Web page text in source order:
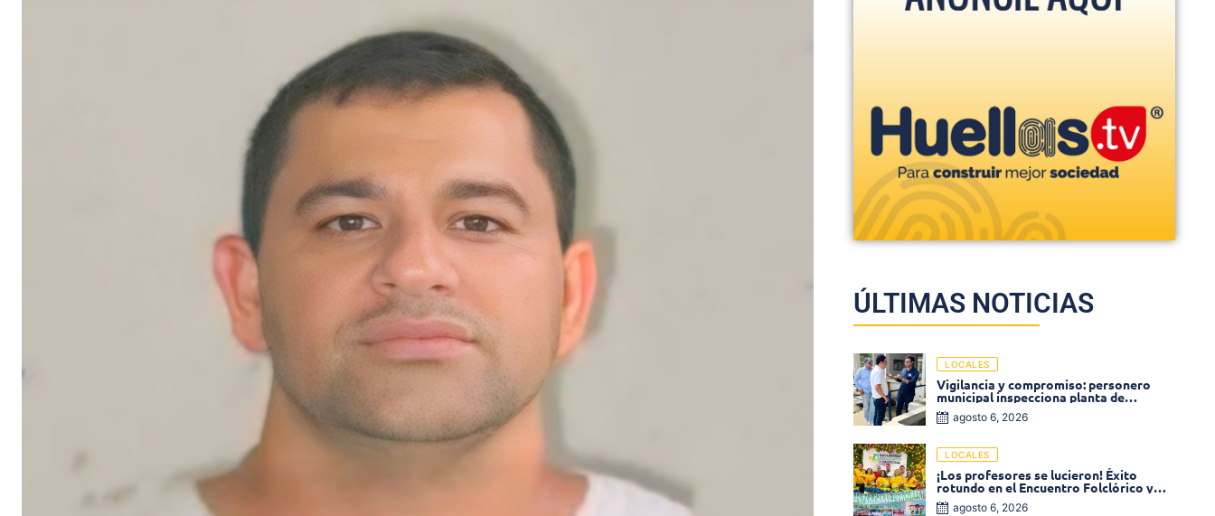
ÚLTIMAS NOTICIAS
LOCALES
Vigilancia y compromiso: personero
municipal inspecciona planta de
tratamiento de agua
agosto 6, 2026
LOCALES
¡Los profesores se lucieron! Éxito
rotundo en el Encuentro Folclórico y
Cultural del Magisterio 2026 en Ciénaga
agosto 6, 2026